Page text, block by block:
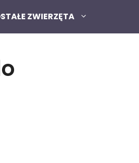
ZWIERZĘTA